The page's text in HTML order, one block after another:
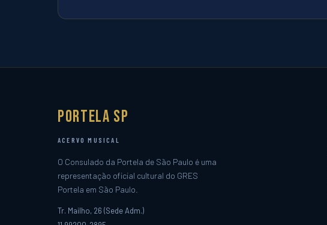
Portela SP
ACERVO MUSICAL
O Consulado da Portela de São Paulo é uma
representação oficial cultural do GRES
Portela em São Paulo.
Tr. Mailho, 26 (Sede Adm.)